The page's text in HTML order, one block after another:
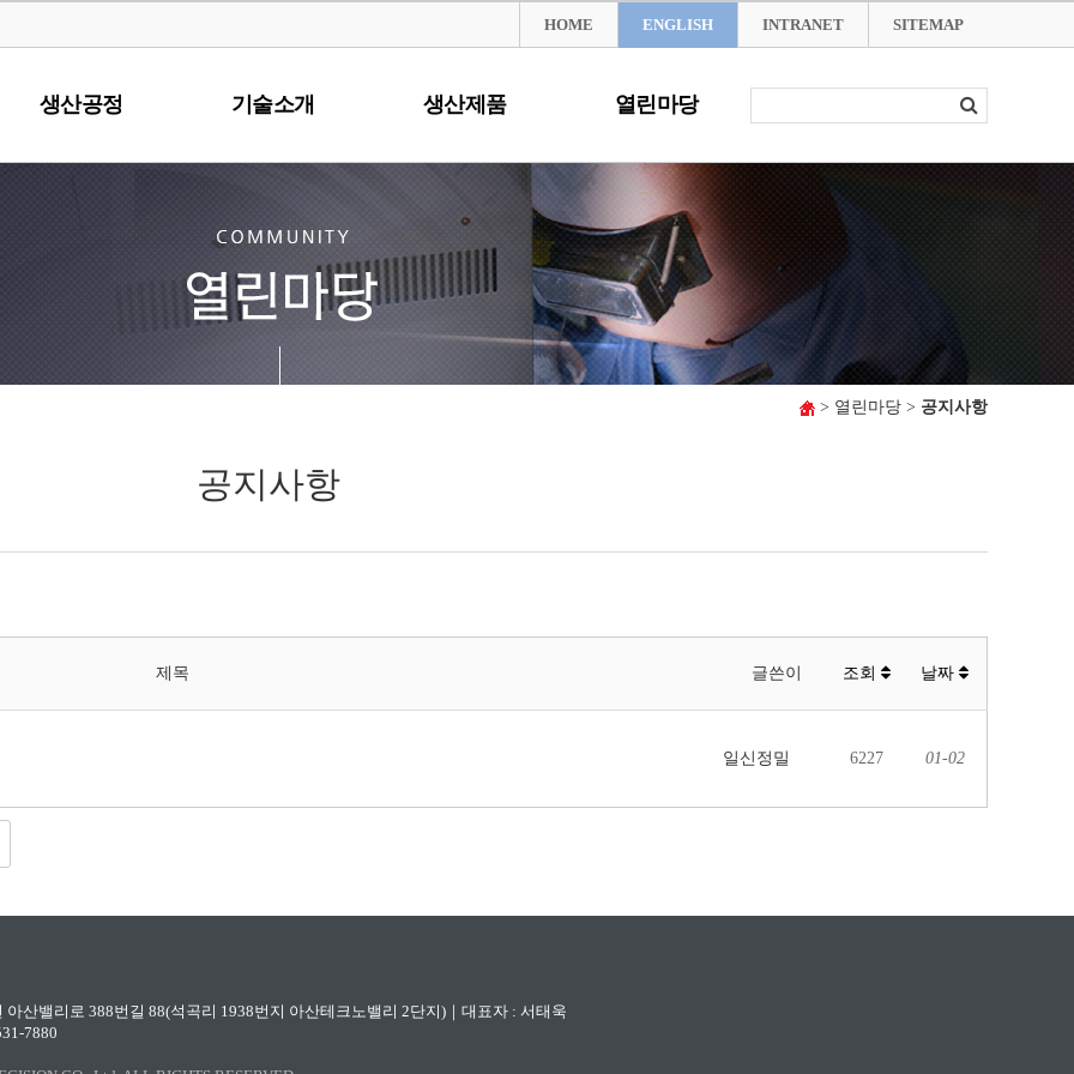
SITEMAP
INTRANET
ENGLISH
HOME
생산공정 기술소개 생산제품 열린마당
> 열린마당 > 공지사항
공지사항
제목 글쓴이 조회 날짜
일신정밀 6227 01-02
아산밸리로 388번길 88(석곡리 1938번지 아산테크노밸리 2단지)｜대표자 : 서태욱
7880